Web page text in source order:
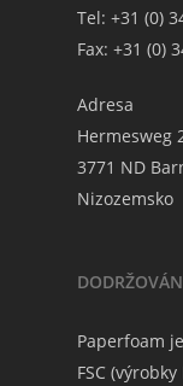
Tel: +31 (0)
Fax: +31 (0)
Adresa
Hermesweg
3771 ND
Nizozemsko
Paperfoam
FSC